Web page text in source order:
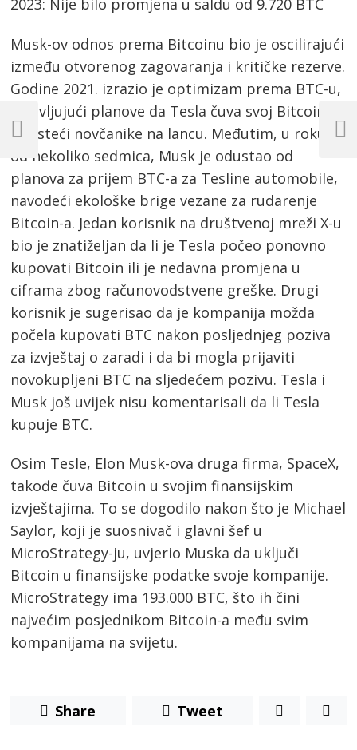
2023: Nije bilo promjena u saldu od 9.720 BTC
Musk-ov odnos prema Bitcoinu bio je oscilirajući
između otvorenog zagovaranja i kritičke rezerve.
Godine 2021. izrazio je optimizam prema BTC-u,
najavljujući planove da Tesla čuva svoj Bitcoin
koristeći novčanike na lancu. Međutim, u roku
od nekoliko sedmica, Musk je odustao od
planova za prijem BTC-a za Tesline automobile,
navodeći ekološke brige vezane za rudarenje
Bitcoin-a. Jedan korisnik na društvenoj mreži X-u
bio je znatiželjan da li je Tesla počeo ponovno
kupovati Bitcoin ili je nedavna promjena u
ciframa zbog računovodstvene greške. Drugi
korisnik je sugerisao da je kompanija možda
počela kupovati BTC nakon posljednjeg poziva
za izvještaj o zaradi i da bi mogla prijaviti
novokupljeni BTC na sljedećem pozivu. Tesla i
Musk još uvijek nisu komentarisali da li Tesla
kupuje BTC.
Osim Tesle, Elon Musk-ova druga firma, SpaceX,
takođe čuva Bitcoin u svojim finansijskim
izvještajima. To se dogodilo nakon što je Michael
Saylor, koji je suosnivač i glavni šef u
MicroStrategy-ju, uvjerio Muska da uključi
Bitcoin u finansijske podatke svoje kompanije.
MicroStrategy ima 193.000 BTC, što ih čini
najvećim posjednikom Bitcoin-a među svim
kompanijama na svijetu.
Share Tweet
Post
navigation
Previous
Next